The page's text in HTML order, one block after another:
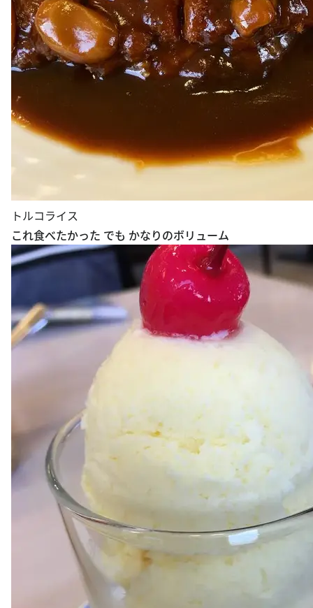
トルコライス
これ食べたかった でも かなりのボリューム